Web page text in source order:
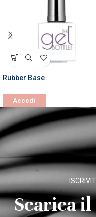
Rubber Base
Accedi
Scarica il